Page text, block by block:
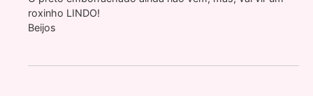
roxinho LINDO!
Beijos